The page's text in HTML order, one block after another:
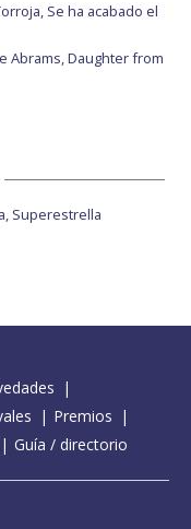
Se ha acabado el
Abrams, Daughter from
Superestrella
Premios
Guía / directorio